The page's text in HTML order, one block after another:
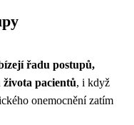
řadu postupů,
pacientů, i když
onemocnění zatím